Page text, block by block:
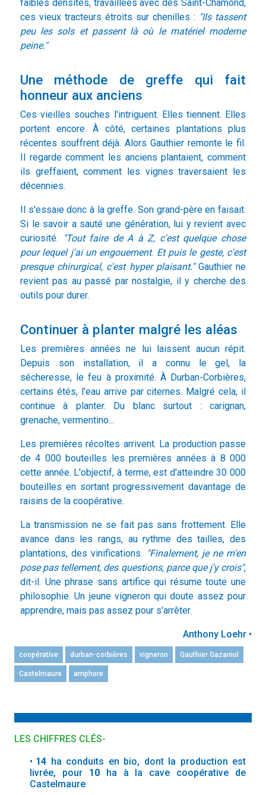
faibles densités, travaillées avec des Saint-Chamond,
ces vieux tracteurs étroits sur chenilles : "Ils tassent
peu les sols et passent là où le matériel moderne
peine."
Une méthode de greffe qui fait
honneur aux anciens
Ces vieilles souches l'intriguent. Elles tiennent. Elles
portent encore. À côté, certaines plantations plus
récentes souffrent déjà. Alors Gauthier remonte le fil.
Il regarde comment les anciens plantaient, comment
ils greffaient, comment les vignes traversaient les
décennies.
Il s'essaie donc à la greffe. Son grand-père en faisait.
Si le savoir a sauté une génération, lui y revient avec
curiosité. "Tout faire de A à Z, c'est quelque chose
pour lequel j'ai un engouement. Et puis le geste, c'est
presque chirurgical, c'est hyper plaisant."Gauthier ne
revient pas au passé par nostalgie, il y cherche des
outils pour durer.
Continuer à planter malgré les aléas
Les premières années ne lui laissent aucun répit.
Depuis son installation, il a connu le gel, la
sécheresse, le feu à proximité. À Durban-Corbières,
certains étés, l'eau arrive par citernes. Malgré cela, il
continue à planter. Du blanc surtout : carignan,
grenache, vermentino...
Les premières récoltes arrivent. La production passe
de 4 000 bouteilles les premières années à 8 000
cette année. L'objectif, à terme, est d'atteindre 30 000
bouteilles en sortant progressivement davantage de
raisins de la coopérative.
La transmission ne se fait pas sans frottement. Elle
avance dans les rangs, au rythme des tailles, des
plantations, des vinifications. "Finalement, je ne m'en
pose pas tellement, des questions, parce que j'y crois",
dit-il. Une phrase sans artifice qui résume toute une
philosophie. Un jeune vigneron qui doute assez pour
apprendre, mais pas assez pour s'arrêter.
Anthony Loehr •
coopérative durban-corbières vigneron Gauthier Gazaniol
Castelmaure amphore
LES CHIFFRES CLÉS-
14 ha conduits en bio, dont la production est
livrée, pour 10ha à la cave coopérative de
Castelmaure